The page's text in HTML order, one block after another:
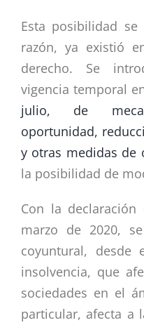
Esta posibilidad
razón, ya existió
derecho. Se
vigencia temporal
julio, de
oportunidad,
y otras medidas de
la posibilidad de
Con la
marzo de 2020,
coyuntural,
insolvencia, que
sociedades en el
particular, afecta a